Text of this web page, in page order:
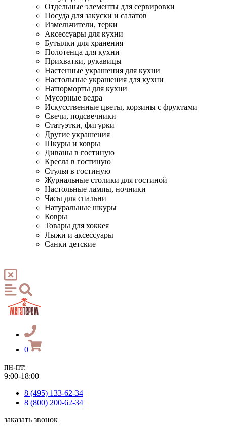
Отдельные элементы для сервировки
Посуда для закуски и салатов
Измельчители, терки
Аксессуары для кухни
Бутылки для хранения
Полотенца для кухни
Прихватки, рукавицы
Настенные украшения для кухни
Настольные украшения для кухни
Натюрморты для кухни
Мусорные ведра
Искусственные цветы, корзины с фруктами
Свечи, подсвечники
Статуэтки, фигурки
Другие украшения
Шкуры и ковры
Диваны в гостиную
Кресла в гостиную
Стулья в гостиную
Журнальные столики для гостиной
Настольные лампы, ночники
Часы для спальни
Натуральные шкуры
Ковры
Товары для хоккея
Лыжи и аксессуары
Санки детские
0
пн-пт:
9:00-18:00
8 (495) 133-62-34
8 (800) 200-62-34
заказать звонок